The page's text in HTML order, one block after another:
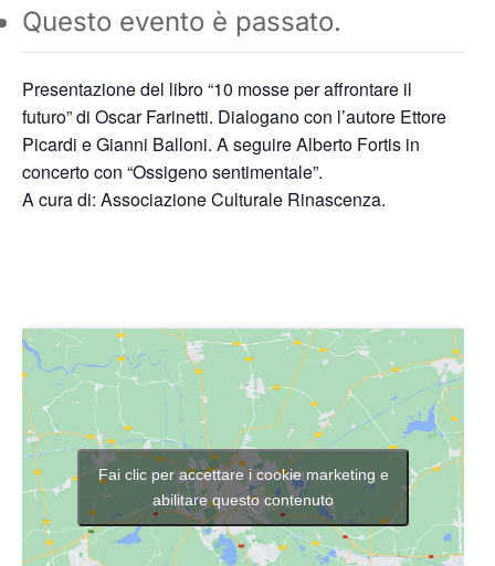
Questo evento è passato.
Presentazione del libro “10 mosse per affrontare il
futuro” di Oscar Farinetti. Dialogano con l’autore Ettore
Picardi e Gianni Balloni. A seguire Alberto Fortis in
concerto con “Ossigeno sentimentale”.
A cura di: Associazione Culturale Rinascenza.
Fai clic per accettare i cookie marketing e
abilitare questo contenuto